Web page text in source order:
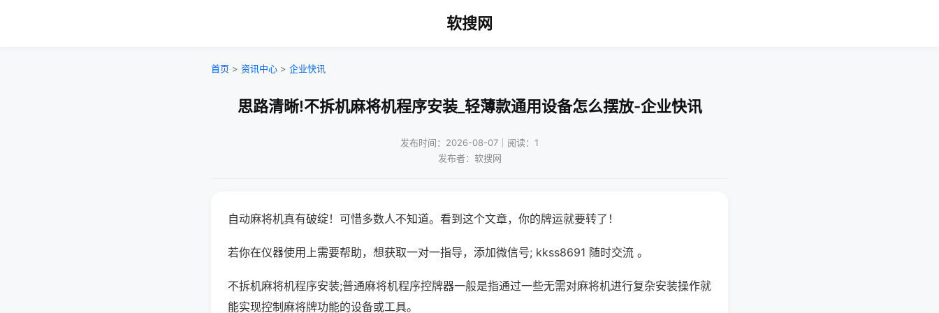
软搜网
首页 > 资讯中心 > 企业快讯
思路清晰!不拆机麻将机程序安装_轻薄款通用设备怎么摆放-企业快讯
发布时间：2026-08-07｜阅读：1
发布者：软搜网
自动麻将机真有破绽！可惜多数人不知道。看到这个文章，你的牌运就要转了！
若你在仪器使用上需要帮助，想获取一对一指导，添加微信号; kkss8691 随时交流 。
不拆机麻将机程序安装;普通麻将机程序控牌器一般是指通过一些无需对麻将机进行复杂安装操作就
能实现控制麻将牌功能的设备或工具。